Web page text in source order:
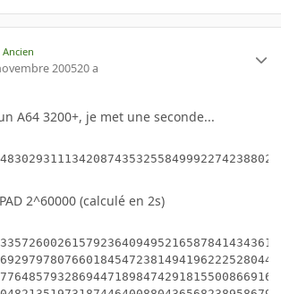
Ancien
200520 a
A64 3200+, je met une seconde...
2^60000 (calculé en 2s)
639766764223515787186952827717731160511307110493718870865880919337618540298533991930633466084027065359\
489961390152286370116858912107273055560580787851459733197677294187776832842097078060202022027347770889\
453004485643650680648932007300960564393886467917909904960608783438777615763283775134863267945078612456\
538772448826813203861043025279711593925705041327141571011507971121651524792216109781980914617019822750\
999131251863238026170615386840438148569702786906933865851274638343385712046219029162571509363027869055\
435730429085517055505659390078597470099763987912665827381967222100517688361911856562045550699068370204\
358486041799652466496393629809823547446470487340163837893911386650403512201648508514369963595551391277\
057079056399608836947379823991414202398077695031343888053980166397119815825596216497179187835606569972\
936688490082772885423435897296247583846518281709817002372094259257011911186860161020695498338152117586\
282747593184230597682546827932485961426050591031324727399771913073074886381694159602268208287932011921\
621806836029797523144542603011403542435848724279434874580651513120987385224015560826922143758960084850\
481616008702812955429370561216593625952988573764377424493879680124881777948955602646146818522247226121\
416516490230029247021413959149857206863559755840857958622848452696631033480008424661993996267616639944\
950038417398789125641585062459314158580332645047644732026367338770546419253569114214636696123272197993\
104943714146812596980001652585063539583682492579141200588415959421399867466637018438917328027676700294\
241110305151723647617990933786645898674468083434777517538496306710859051733209813213028856802422861690\
316062746995446485696302069469102883800161777088691341298861077626783672091828398295559253571213477129\
229519112459588318460125742636537896065007986359908708043613870250710461752092697496012501214715303983\
812617322977279082628406313970972026421028742896365316672789683557386787541935952322909104902657948824\
373092671369190596276568559714506439553558870368349189639960575352312185206024068012116556823403715521\
110293851453030761251269612239542697576948600722974630905181935662967296748946375309390327981922468835\
534506155439412287993812194642080538270331586431027508968936273382304667107559610116800783353297931686\
306926688557845509224379372758090161374585537360616048898145898086624676286838871341987114020269752164\
314966080289772691338930959173350526444933687408915809819076458318618144960257444943352912923657419250\
589949298923948662284031593328768670297110994123521818295788090336779026174423964580157532010392822061\
149863125274630133015533889706124023013996010456366192093519750674109298100275475717183690454030432924\
308866307440272102147718104615756175531619541310779429897705931727761410451678882006430483494672012767\
974785668444542282981123314259846725419578918653157766516858932323110520065243805287386905608166195018\
399867682279712138227160620356603761134496850448285140844452561936951805882595898073886907315789764933\
707728455616307676904720095587427224784812062650970377249432630525016705258120628250217436021187489993\
771134674133587949019158486174242606417937290674081460268100679298333768210979917571885302040378610902\
256873239937130404270595925124375823357810153159408478537335831341478442870186432803349639861388449318\
510200313499357612674000037796121938211419195723288126737034689919190351500420563110922363357573211948\
803940256193254460163248308286220378865949891096051994641683446557414040358241125862895197578815427759\